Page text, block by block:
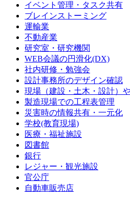
イベント管理・タスク共有
ブレインストーミング
運輸業
不動産業
研究室・研究機関
WEB会議の円滑化(DX)
社内研修・勉強会
設計事務所のデザイン確認
現場（建設・土木・設計）
製造現場での工程表管理
災害時の情報共有・一元化
学校(教育現場)
医療・福祉施設
図書館
銀行
レジャー・観光施設
官公庁
自動車販売店